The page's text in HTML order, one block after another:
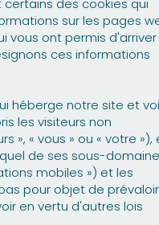
sur les pages
vous ont permis d'arriver
ces informations
héberge notre site et
les visiteurs non
», « vous » ou « votre »),
de ses sous-
mobiles ») et les
pour objet de prévaloir
en vertu d'autres lois